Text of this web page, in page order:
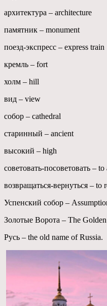
архитектура – architecture
памятник – monument
поезд-экспресс – express train
кремль – fort
холм – hill
вид – view
собор – cathedral
старинный – ancient
высокий – high
советовать-посоветовать – to
возвращаться-вернуться – to
Успенский собор –
Золотые Ворота – The
Русь – the old name of Russia.